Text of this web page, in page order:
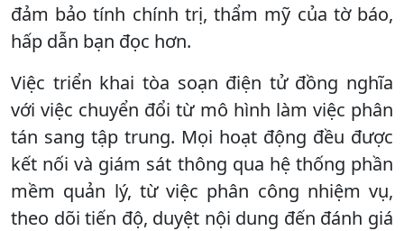
đảm bảo tính chính trị, thẩm mỹ của tờ báo,
hấp dẫn bạn đọc hơn.
Việc triển khai tòa soạn điện tử đồng nghĩa
với việc chuyển đổi từ mô hình làm việc phân
tán sang tập trung. Mọi hoạt động đều được
kết nối và giám sát thông qua hệ thống phần
mềm quản lý, từ việc phân công nhiệm vụ,
theo dõi tiến độ, duyệt nội dung đến đánh giá